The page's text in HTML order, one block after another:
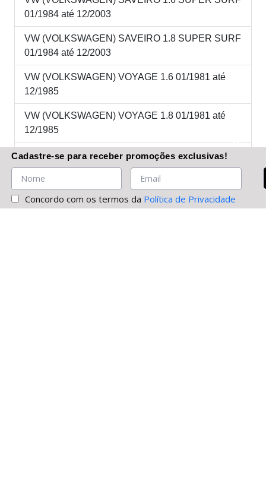
01/1984 até 12/2003
VW (VOLKSWAGEN) SAVEIRO 1.8 SUPER SURF
01/1984 até 12/2003
VW (VOLKSWAGEN) VOYAGE 1.6 01/1981 até
12/1985
VW (VOLKSWAGEN) VOYAGE 1.8 01/1981 até
12/1985
VW (VOLKSWAGEN) VOYAGE 1.6 C 01/1981 até
12/1995
VW (VOLKSWAGEN) VOYAGE 1.8 SPECIAL
01/1981 até 12/1995
Cadastre-se para receber promoções exclusivas!
Concordo com os termos da Política de Privacidade